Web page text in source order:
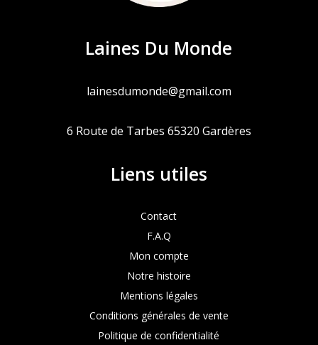
Laines Du Monde
lainesdumonde@gmail.com
6 Route de Tarbes 65320 Gardères
Liens utiles
Contact
F.A.Q
Mon compte
Notre histoire
Mentions légales
Conditions générales de vente
Politique de confidentialité